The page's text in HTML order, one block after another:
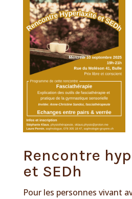
Rencontre
et SEDh
Pour les personnes vivant